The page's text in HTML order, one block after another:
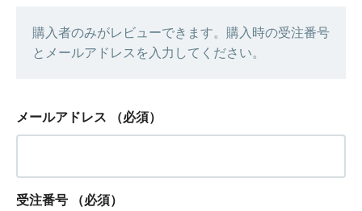
購入者のみがレビューできます。購入時の受注番号
とメールアドレスを入力してください。
メールアドレス （必須）
受注番号 （必須）